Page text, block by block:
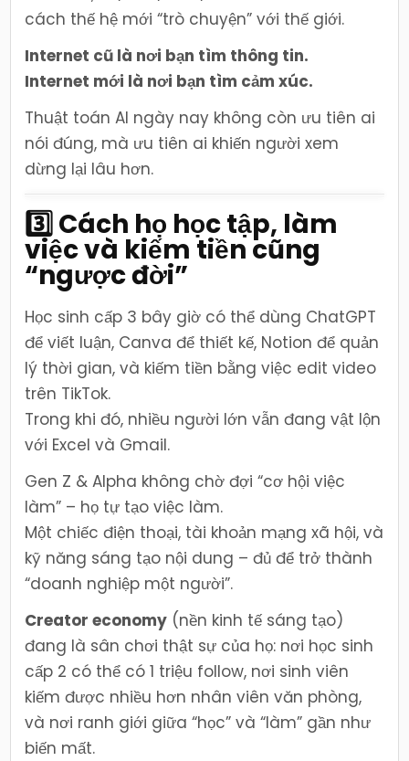
cách thế hệ mới “trò chuyện” với thế giới.
Internet cũ là nơi bạn tìm thông tin.
Internet mới là nơi bạn tìm cảm xúc.
Thuật toán AI ngày nay không còn ưu tiên ai
nói đúng, mà ưu tiên ai khiến người xem
dừng lại lâu hơn.
3️⃣ Cách họ học tập, làm
việc và kiếm tiền cũng
“ngược đời”
Học sinh cấp 3 bây giờ có thể dùng ChatGPT
để viết luận, Canva để thiết kế, Notion để quản
lý thời gian, và kiếm tiền bằng việc edit video
trên TikTok.
Trong khi đó, nhiều người lớn vẫn đang vật lộn
với Excel và Gmail.
Gen Z & Alpha không chờ đợi “cơ hội việc
làm” – họ tự tạo việc làm.
Một chiếc điện thoại, tài khoản mạng xã hội, và
kỹ năng sáng tạo nội dung – đủ để trở thành
“doanh nghiệp một người”.
Creator economy (nền kinh tế sáng tạo)
đang là sân chơi thật sự của họ: nơi học sinh
cấp 2 có thể có 1 triệu follow, nơi sinh viên
kiếm được nhiều hơn nhân viên văn phòng,
và nơi ranh giới giữa “học” và “làm” gần như
biến mất.